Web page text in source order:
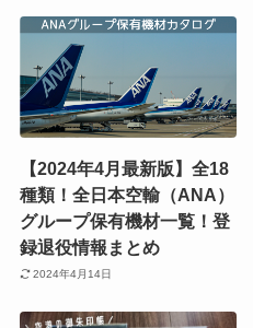
【2024年4月最新版】全18
種類！全日本空輸（ANA）
グループ保有機材一覧！登
録退役情報まとめ
2024年4月14日